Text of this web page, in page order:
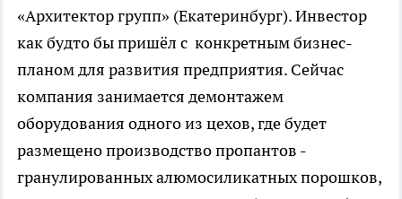
«Архитектор групп» (Екатеринбург). Инвестор
как будто бы пришёл с конкретным бизнес-
планом для развития предприятия. Сейчас
компания занимается демонтажем
оборудования одного из цехов, где будет
размещено производство пропантов -
гранулированных алюмосиликатных порошков,